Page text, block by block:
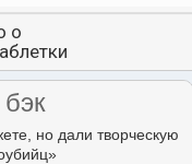
о
но дали творческую